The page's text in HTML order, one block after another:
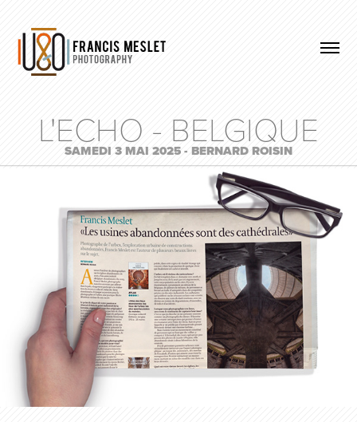
L'ECHO - BELGIQUE
SAMEDI 3 MAI 2025 - BERNARD ROISIN